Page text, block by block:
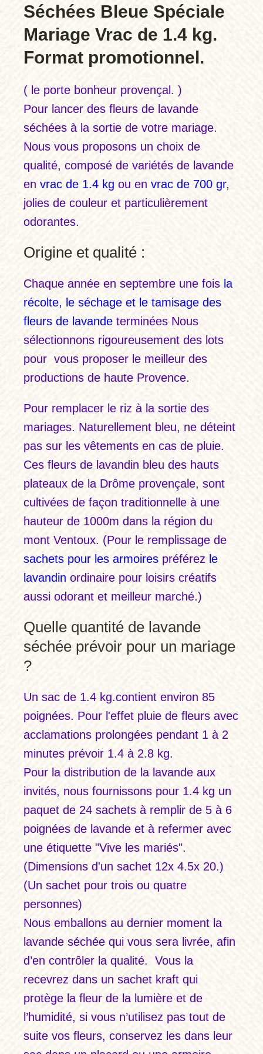
Séchées Bleue Spéciale
Mariage Vrac de 1.4 kg.
Format promotionnel.
( le porte bonheur provençal. )
Pour lancer des fleurs de lavande
séchées à la sortie de votre mariage.
Nous vous proposons un choix de
qualité, composé de variétés de lavande
envrac de 1.4 kgou envrac de 700 gr,
jolies de couleur et particulièrement
odorantes.
Origine et qualité :
Chaque année en septembre une fois la
récolte, le séchage et le tamisage des
fleurs de lavande terminées Nous
sélectionnons rigoureusement des lots
pour vous proposer le meilleur des
productions de haute Provence.
Pour remplacer le riz à la sortie des
mariages. Naturellement bleu, ne déteint
pas sur les vêtements en cas de pluie.
Ces fleurs de lavandin bleu des hauts
plateaux de la Drôme provençale, sont
cultivées de façon traditionnelle à une
hauteur de 1000m dans la région du
mont Ventoux. (Pour le remplissage de
sachets pour les armoires préférez le
lavandin ordinaire pour loisirs créatifs
aussi odorant et meilleur marché.)
Quelle quantité de lavande
séchée prévoir pour un mariage
?
Un sac de 1.4 kg.contient environ 85
poignées. Pour l'effet pluie de fleurs avec
acclamations prolongées pendant 1 à 2
minutes prévoir 1.4 à 2.8 kg.
Pour la distribution de la lavande aux
invités, nous fournissons pour 1.4 kg un
paquet de 24 sachets à remplir de 5 à 6
poignées de lavande et à refermer avec
une étiquette "Vive les mariés".
(Dimensions d'un sachet 12x 4.5x 20.)
(Un sachet pour trois ou quatre
personnes)
Nous emballons au dernier moment la
lavande séchée qui vous sera livrée, afin
d’en contrôler la qualité. Vous la
recevrez dans un sachet kraft qui
protège la fleur de la lumière et de
l’humidité, si vous n’utilisez pas tout de
suite vos fleurs, conservez les dans leur